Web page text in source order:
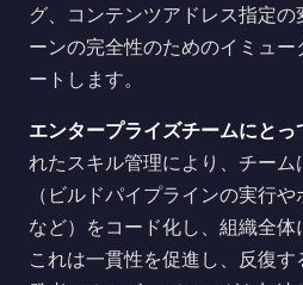
グ、コンテンツアドレス指定
ーンの完全性のためのイミュ
ートします。
エンタープライズチームにとっ
れたスキル管理により、チー
（ビルドパイプラインの実行
など）をコード化し、組織全体
これは一貫性を促進し、反復